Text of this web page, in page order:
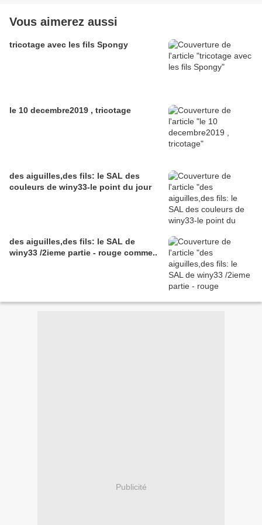
Vous aimerez aussi
tricotage avec les fils Spongy
le 10 decembre2019 , tricotage
des aiguilles,des fils: le SAL des
couleurs de winy33-le point du jour
des aiguilles,des fils: le SAL de
winy33 /2ieme partie - rouge comme..
Publicité